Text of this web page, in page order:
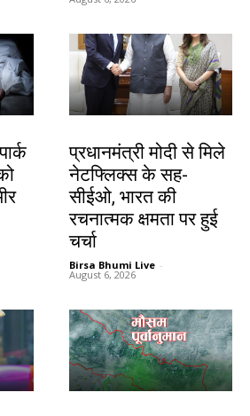
प्रधानमंत्री मोदी से मिले
नेटफ्लिक्स के सह-
सीईओ, भारत की
रचनात्मक क्षमता पर हुई
चर्चा
Birsa Bhumi Live -
August 6, 2026